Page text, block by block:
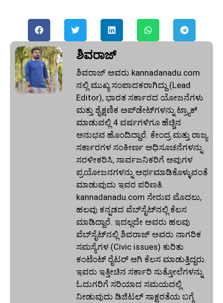
ಶಿವರಾಜ್
ಶಿವರಾಜ್ ಅವರು kannadanadu.com
ನಲ್ಲಿ ಮುಖ್ಯ ಸಂಪಾದಕರಾಗಿದ್ದು (Lead
Editor), ಭಾರತ ಸರ್ಕಾರದ ಯೋಜನೆಗಳು
ಮತ್ತು ಶೈಕ್ಷಣಿಕ ಅಪ್‌ಡೇಟ್‌ಗಳನ್ನು ಟ್ರ್ಯಾಕ್
ಮಾಡುವಲ್ಲಿ 4 ವರ್ಷಗಳಿಗೂ ಹೆಚ್ಚಿನ
ಅನುಭವ ಹೊಂದಿದ್ದಾರೆ. ಕೇಂದ್ರ ಮತ್ತು ರಾಜ್ಯ
ಸರ್ಕಾರಗಳ ಸಂಕೀರ್ಣ ಅಧಿಸೂಚನೆಗಳನ್ನು
ಸರಳೀಕರಿಸಿ, ಸಾರ್ವಜನಿಕರಿಗೆ ಅವುಗಳ
ಪ್ರಯೋಜನಗಳನ್ನು ಅರ್ಥಮಾಡಿಕೊಳ್ಳುವಂತೆ
ಮಾಡುವುದು ಇವರ ಪರಿಣತಿ.
kannadanadu.com ಸೇರುವ ಮೊದಲು,
ಹಲವು ಕನ್ನಡದ ವೆಬ್‌ಸೈಟ್‌ನಲ್ಲಿ ಕೆಲಸ
ಮಾಡಿದ್ದಾರೆ. ಇದಲ್ಲದೇ ಅವರು ಹಲವು
ವೆಬ್‌ಸೈಟ್‌ನಲ್ಲಿ ಶಿವರಾಜ್ ಅವರು ನಾಗರಿಕ
ಸಮಸ್ಯೆಗಳ (Civic issues) ಕುರಿತು
ಕಂಟೆಂಟ್ ರೈಟರ್ ಆಗಿ ಕೆಲಸ ಮಾಡುತ್ತಿದ್ದರು.
ಇವರು ಇತ್ತೀಚಿನ ಸರ್ಕಾರಿ ಸುತ್ತೋಲೆಗಳನ್ನು
ಓದುಗರಿಗೆ ಸರಿಯಾದ ಸಮಯದಲ್ಲಿ
ನೀಡುವುದು ಡಿಜಿಟಲ್ ಸಾಕ್ಷರತೆಯ ಬಗ್ಗೆ